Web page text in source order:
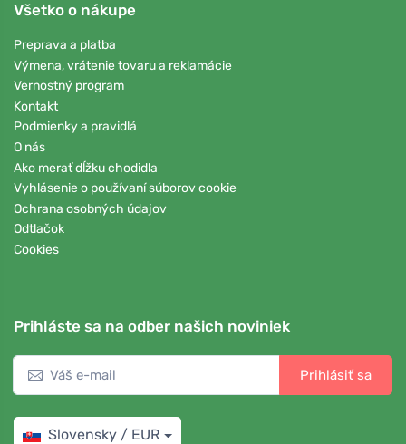
Všetko o nákupe
Preprava a platba
Výmena, vrátenie tovaru a reklamácie
Vernostný program
Kontakt
Podmienky a pravidlá
O nás
Ako merať dĺžku chodidla
Vyhlásenie o používaní súborov cookie
Ochrana osobných údajov
Odtlačok
Cookies
Prihláste sa na odber našich noviniek
Prihlásiť sa
Slovensky / EUR